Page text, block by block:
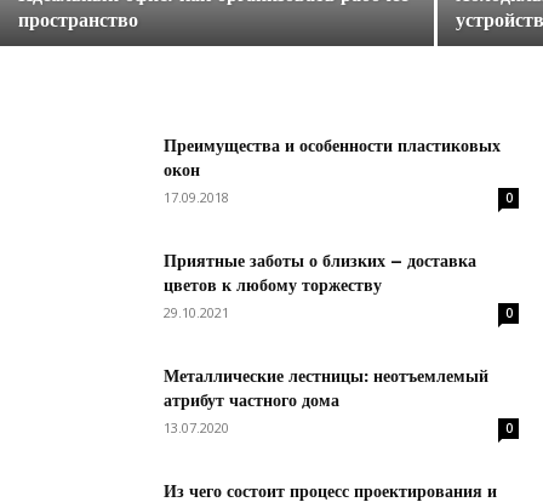
пространство
Преимущества и особенности пластиковых
окон
17.09.2018 0
Приятные заботы о близких – доставка
цветов к любому торжеству
29.10.2021 0
Металлические лестницы: неотъемлемый
атрибут частного дома
13.07.2020 0
Из чего состоит процесс проектирования и